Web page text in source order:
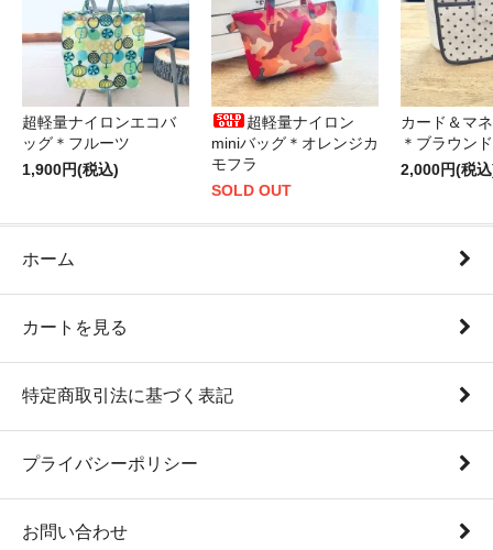
超軽量ナイロンエコバ
ッグ＊フルーツ
1,900円(税込)
超軽量ナイロン
miniバッグ＊オレンジカ
モフラ
SOLD OUT
カード＆マ
＊ブラウン
2,000円(税
ホーム
カートを見る
特定商取引法に基づく表記
プライバシーポリシー
お問い合わせ